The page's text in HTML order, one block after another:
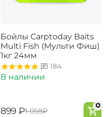
Бойлы Carptoday Baits
Multi Fish (Мульти Фиш)
1кг 24мм
184
В наличии
‍899‍ ₽‍1 058‍₽